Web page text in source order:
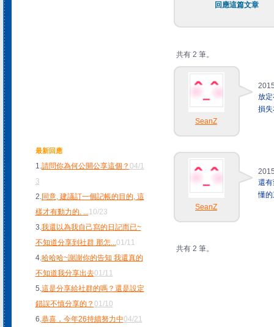
最新回應
1.請問你為何公開公享這個？ 04/1
3
2.同意, 建議訂一個記帳的目的, 這
樣才有動力的. ...10/23
3.我還以為我自己寫的日記而已~
不知道分享到社群 那怎...01/11
4.哈哈哈~謝謝你的告知 我還真的
不知道我分享出去01/11
5.這是分享給社群的嗎？還是設定
錯誤不慎分享的？ 01/10
6.恭喜，今年26持續努力中04/21
回應這篇文章
共有 2 筆。
SeanZ
放
損
SeanZ
還
懂
共有 2 筆。